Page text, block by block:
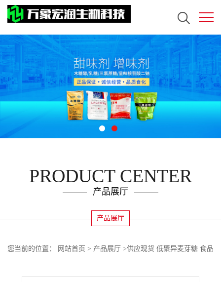
PRODUCT CENTER
产品展厅
产品展厅
您当前的位置： 网站首页 > 产品展厅 >供应现货 低聚异麦芽糖 食品